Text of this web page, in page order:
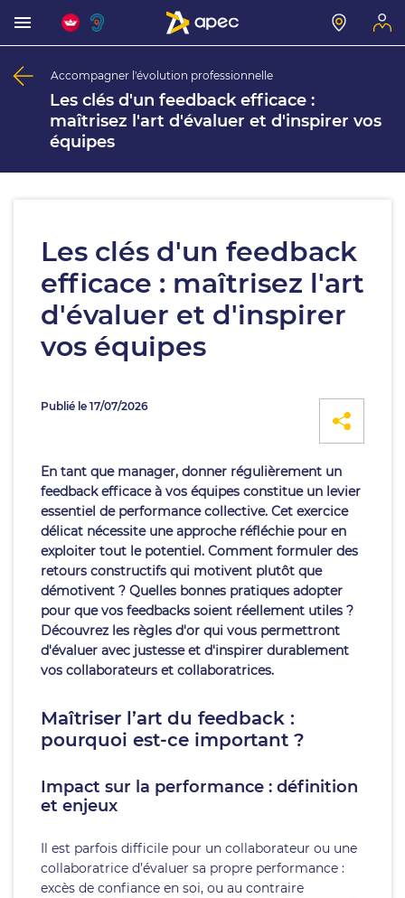
Accompagner l'évolution professionnelle
Les clés d'un feedback efficace :
maîtrisez l'art d'évaluer et d'inspirer vos
équipes
Les clés d'un feedback
efficace : maîtrisez l'art
d'évaluer et d'inspirer
vos équipes
Publié le 17/07/2026
En tant que manager, donner régulièrement un
feedback efficace à vos équipes constitue un levier
essentiel de performance collective. Cet exercice
délicat nécessite une approche réfléchie pour en
exploiter tout le potentiel. Comment formuler des
retours constructifs qui motivent plutôt que
démotivent ? Quelles bonnes pratiques adopter
pour que vos feedbacks soient réellement utiles ?
Découvrez les règles d'or qui vous permettront
d'évaluer avec justesse et d'inspirer durablement
vos collaborateurs et collaboratrices.
Maîtriser l’art du feedback :
pourquoi est-ce important ?
Impact sur la performance : définition
et enjeux
Il est parfois difficile pour un collaborateur ou une
collaboratrice d’évaluer sa propre performance :
excès de confiance en soi, ou au contraire